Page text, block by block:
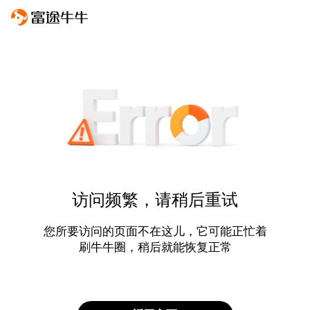
访问频繁，请稍后重试
您所要访问的页面不在这儿，它可能正忙着
刷牛牛圈，稍后就能恢复正常